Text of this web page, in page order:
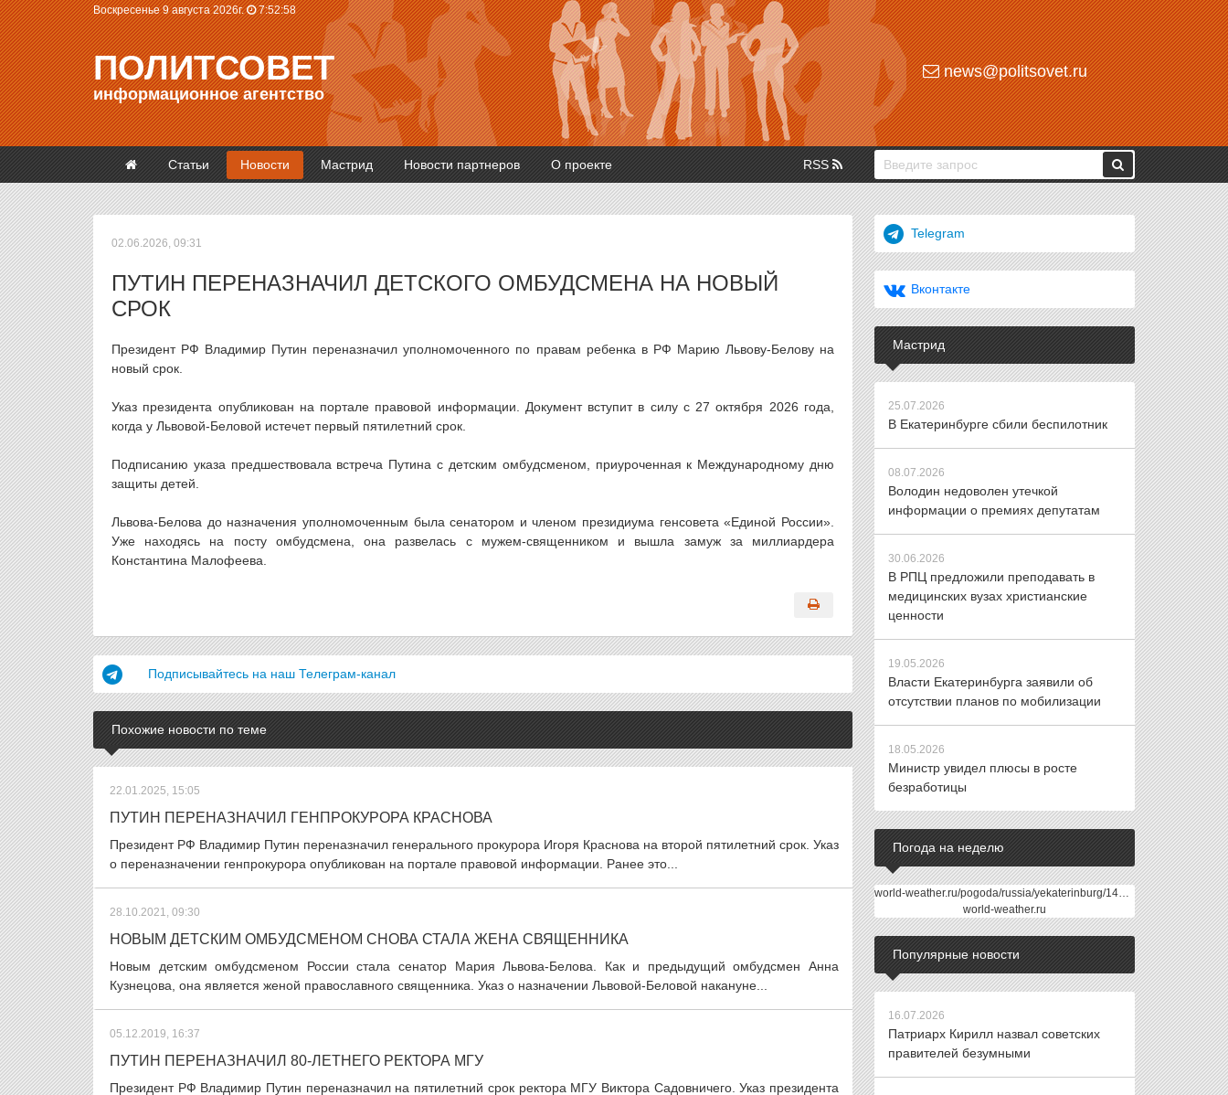
Воскресенье 9 августа 2026г. 7:52:58
ПОЛИТСОВЕТ
информационное агентство
news@politsovet.ru
Статьи Новости Мастрид Новости партнеров О проекте RSS
02.06.2026, 09:31
ПУТИН ПЕРЕНАЗНАЧИЛ ДЕТСКОГО ОМБУДСМЕНА НА НОВЫЙ
СРОК
Президент РФ Владимир Путин переназначил уполномоченного по правам ребенка в РФ Марию Львову-Белову на
новый срок.
Указ президента опубликован на портале правовой информации. Документ вступит в силу с 27 октября 2026 года,
когда у Львовой-Беловой истечет первый пятилетний срок.
Подписанию указа предшествовала встреча Путина с детским омбудсменом, приуроченная к Международному дню
защиты детей.
Львова-Белова до назначения уполномоченным была сенатором и членом президиума генсовета «Единой России».
Уже находясь на посту омбудсмена, она развелась с мужем-священником и вышла замуж за миллиардера
Константина Малофеева.
Подписывайтесь на наш Телеграм-канал
Похожие новости по теме
22.01.2025, 15:05
ПУТИН ПЕРЕНАЗНАЧИЛ ГЕНПРОКУРОРА КРАСНОВА
Президент РФ Владимир Путин переназначил генерального прокурора Игоря Краснова на второй пятилетний срок. Указ
о переназначении генпрокурора опубликован на портале правовой информации. Ранее это...
28.10.2021, 09:30
НОВЫМ ДЕТСКИМ ОМБУДСМЕНОМ СНОВА СТАЛА ЖЕНА СВЯЩЕННИКА
Новым детским омбудсменом России стала сенатор Мария Львова-Белова. Как и предыдущий омбудсмен Анна
Кузнецова, она является женой православного священника. Указ о назначении Львовой-Беловой накануне...
05.12.2019, 16:37
ПУТИН ПЕРЕНАЗНАЧИЛ 80-ЛЕТНЕГО РЕКТОРА МГУ
Президент РФ Владимир Путин переназначил на пятилетний срок ректора МГУ Виктора Садовничего. Указ президента
Telegram
Вконтакте
Мастрид
25.07.2026
В Екатеринбурге сбили беспилотник
08.07.2026
Володин недоволен утечкой
информации о премиях депутатам
30.06.2026
В РПЦ предложили преподавать в
медицинских вузах христианские
ценности
19.05.2026
Власти Екатеринбурга заявили об
отсутствии планов по мобилизации
18.05.2026
Министр увидел плюсы в росте
безработицы
Погода на неделю
world-weather.ru/pogoda/russia/yekaterinburg/14days/
world-weather.ru
Популярные новости
16.07.2026
Патриарх Кирилл назвал советских
правителей безумными